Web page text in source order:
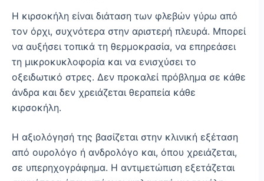
Η κιρσοκήλη είναι διάταση των φλεβών γύρω από
τον όρχι, συχνότερα στην αριστερή πλευρά. Μπορεί
να αυξήσει τοπικά τη θερμοκρασία, να επηρεάσει
τη μικροκυκλοφορία και να ενισχύσει το
οξειδωτικό στρες. Δεν προκαλεί πρόβλημα σε κάθε
άνδρα και δεν χρειάζεται θεραπεία κάθε
κιρσοκήλη.
Η αξιολόγησή της βασίζεται στην κλινική εξέταση
από ουρολόγο ή ανδρολόγο και, όπου χρειάζεται,
σε υπερηχογράφημα. Η αντιμετώπιση εξετάζεται